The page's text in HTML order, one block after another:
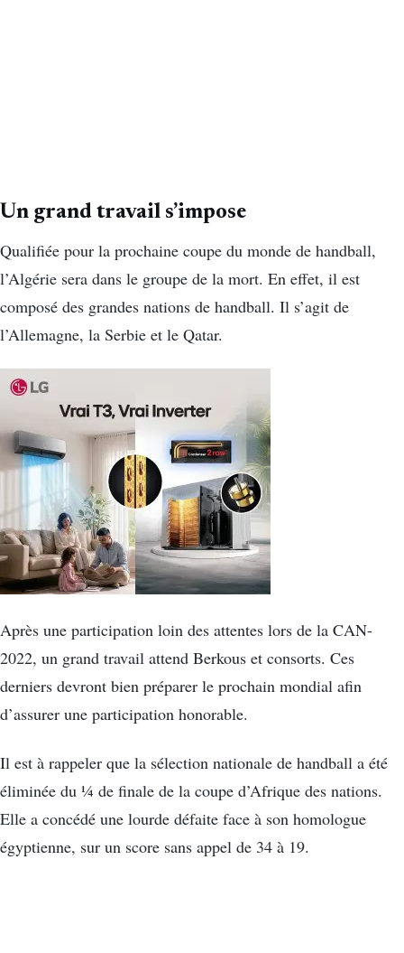
Un grand travail s’impose
Qualifiée pour la prochaine coupe du monde de handball,
l’Algérie sera dans le groupe de la mort. En effet, il est
composé des grandes nations de handball. Il s’agit de
l’Allemagne, la Serbie et le Qatar.
Après une participation loin des attentes lors de la CAN-
2022, un grand travail attend Berkous et consorts. Ces
derniers devront bien préparer le prochain mondial afin
d’assurer une participation honorable.
Il est à rappeler que la sélection nationale de handball a été
éliminée du ¼ de finale de la coupe d’Afrique des nations.
Elle a concédé une lourde défaite face à son homologue
égyptienne, sur un score sans appel de 34 à 19.